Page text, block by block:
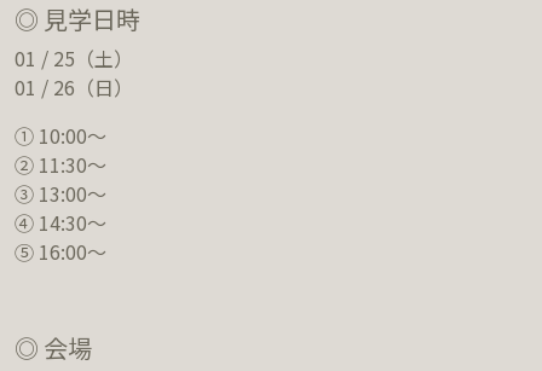
◎ 見学日時
01 / 25（土）
01 / 26（日）
① 10:00～
② 11:30～
③ 13:00～
④ 14:30～
⑤ 16:00～
◎ 会場